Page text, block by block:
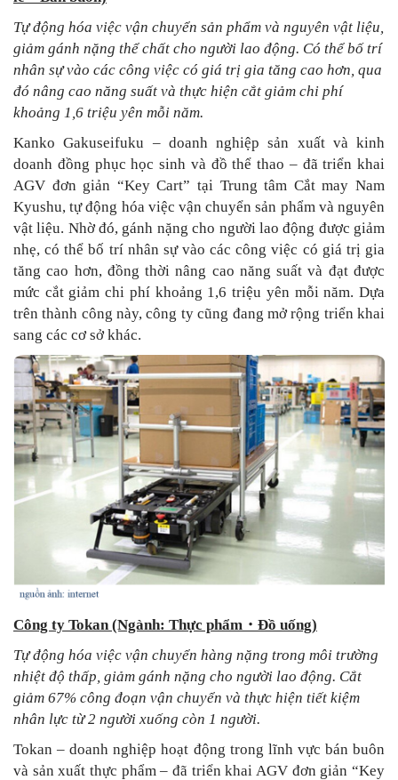
Tự động hóa việc vận chuyển sản phẩm và nguyên vật liệu,
giảm gánh nặng thể chất cho người lao động. Có thể bố trí
nhân sự vào các công việc có giá trị gia tăng cao hơn, qua
đó nâng cao năng suất và thực hiện cắt giảm chi phí
khoảng 1,6 triệu yên mỗi năm.
Kanko Gakuseifuku – doanh nghiệp sản xuất và kinh
doanh đồng phục học sinh và đồ thể thao – đã triển khai
AGV đơn giản “Key Cart” tại Trung tâm Cắt may Nam
Kyushu, tự động hóa việc vận chuyển sản phẩm và nguyên
vật liệu. Nhờ đó, gánh nặng cho người lao động được giảm
nhẹ, có thể bố trí nhân sự vào các công việc có giá trị gia
tăng cao hơn, đồng thời nâng cao năng suất và đạt được
mức cắt giảm chi phí khoảng 1,6 triệu yên mỗi năm. Dựa
trên thành công này, công ty cũng đang mở rộng triển khai
sang các cơ sở khác.
Công ty Tokan (Ngành: Thực phẩm ・ Đồ uống)
Tự động hóa việc vận chuyển hàng nặng trong môi trường
nhiệt độ thấp, giảm gánh nặng cho người lao động. Cắt
giảm 67% công đoạn vận chuyển và thực hiện tiết kiệm
nhân lực từ 2 người xuống còn 1 người.
Tokan – doanh nghiệp hoạt động trong lĩnh vực bán buôn
và sản xuất thực phẩm – đã triển khai AGV đơn giản “Key